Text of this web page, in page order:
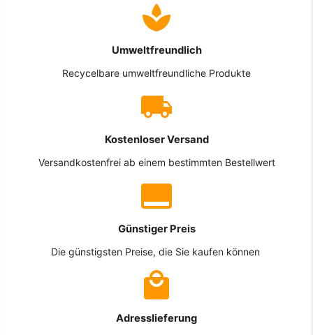
Umweltfreundlich
Recycelbare umweltfreundliche Produkte
Kostenloser Versand
Versandkostenfrei ab einem bestimmten Bestellwert
Günstiger Preis
Die günstigsten Preise, die Sie kaufen können
Adresslieferung